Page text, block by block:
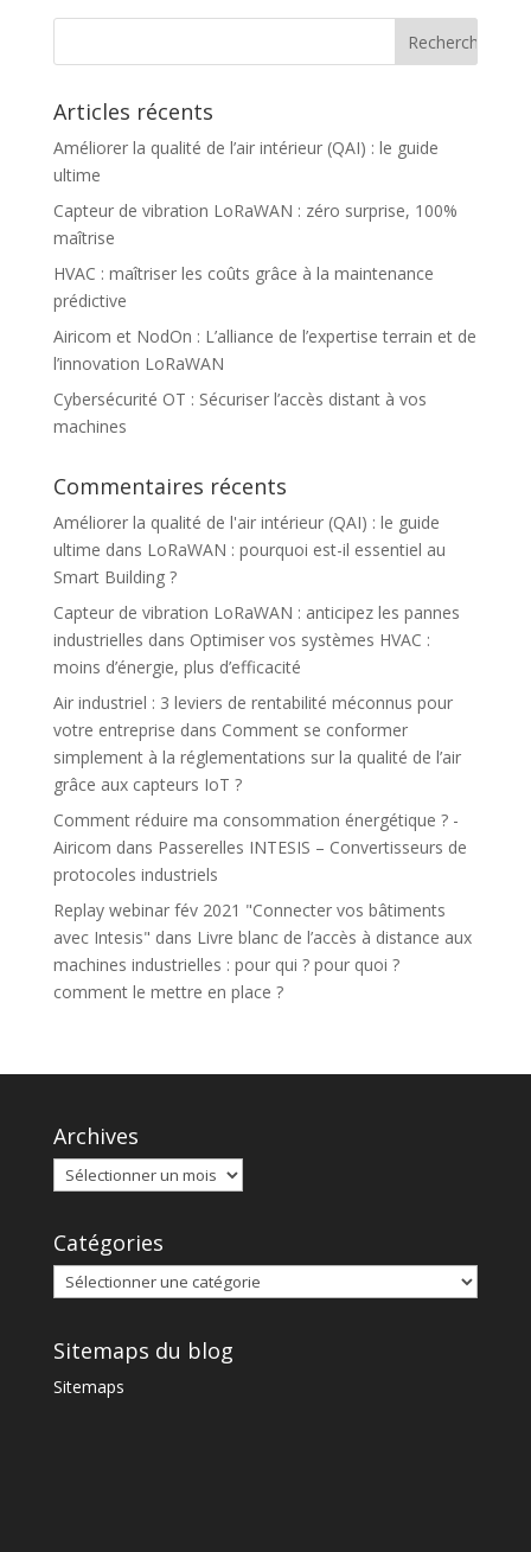
Articles récents
Améliorer la qualité de l’air intérieur (QAI) : le guide
ultime
Capteur de vibration LoRaWAN : zéro surprise, 100%
maîtrise
HVAC : maîtriser les coûts grâce à la maintenance
prédictive
Airicom et NodOn : L’alliance de l’expertise terrain et de
l’innovation LoRaWAN
Cybersécurité OT : Sécuriser l’accès distant à vos
machines
Commentaires récents
Améliorer la qualité de l'air intérieur (QAI) : le guide
ultime dans LoRaWAN : pourquoi est-il essentiel au
Smart Building ?
Capteur de vibration LoRaWAN : anticipez les pannes
industrielles dans Optimiser vos systèmes HVAC :
moins d’énergie, plus d’efficacité
Air industriel : 3 leviers de rentabilité méconnus pour
votre entreprise dans Comment se conformer
simplement à la réglementations sur la qualité de l’air
grâce aux capteurs IoT ?
Comment réduire ma consommation énergétique ? -
Airicom dans Passerelles INTESIS – Convertisseurs de
protocoles industriels
Replay webinar fév 2021 "Connecter vos bâtiments
avec Intesis" dans Livre blanc de l’accès à distance aux
machines industrielles : pour qui ? pour quoi ?
comment le mettre en place ?
Archives
Catégories
Sitemaps du blog
Sitemaps